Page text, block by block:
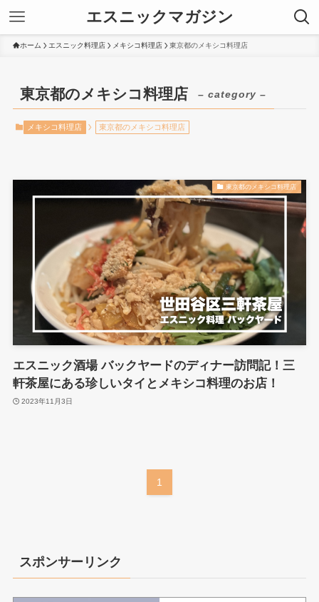
エスニックマガジン
ホーム エスニック料理店 メキシコ料理店 東京都のメキシコ料理店
東京都のメキシコ料理店 – category –
メキシコ料理店 東京都のメキシコ料理店
東京都のメキシコ料理店
エスニック酒場 バックヤードのディナー訪問記！三
軒茶屋にある珍しいタイとメキシコ料理のお店！
2023年11月3日
1
スポンサーリンク